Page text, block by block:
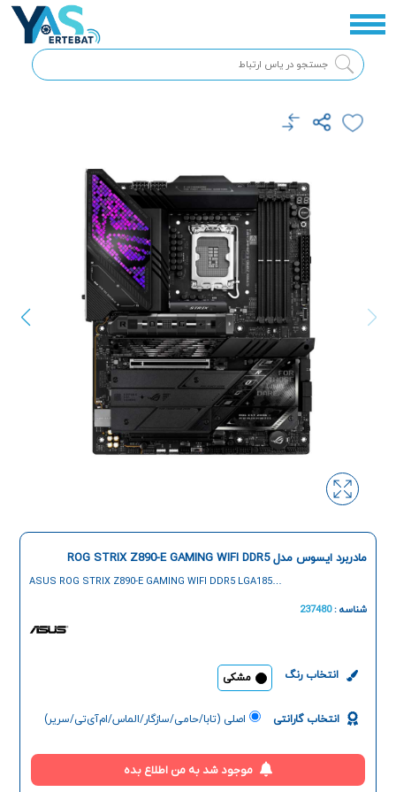
مادربرد ایسوس مدل ROG STRIX Z890-E GAMING WIFI DDR5
ASUS ROG STRIX Z890-E GAMING WIFI DDR5 LGA1851
شناسه :237480
انتخاب رنگ مشکی
انتخاب گارانتی اصلی (تابا/حامی/سازگار/الماس/ام‌آی‌تی/سریر)
موجود شد به من اطلاع بده